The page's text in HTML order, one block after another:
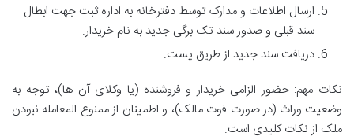
ارسال اطلاعات و مدارک توسط دفترخانه به اداره ثبت جهت ابطال
سند قبلی و صدور سند تک برگی جدید به نام خریدار.
دریافت سند جدید از طریق پست.
نکات مهم: حضور الزامی خریدار و فروشنده (یا وکلای آن ها)، توجه به
وضعیت وراث (در صورت فوت مالک)، و اطمینان از ممنوع المعامله نبودن
ملک از نکات کلیدی است.